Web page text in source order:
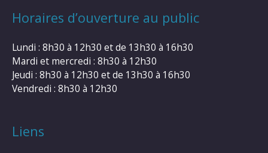
Horaires d’ouverture au public
Lundi : 8h30 à 12h30 et de 13h30 à 16h30
Mardi et mercredi : 8h30 à 12h30
Jeudi : 8h30 à 12h30 et de 13h30 à 16h30
Vendredi : 8h30 à 12h30
Liens